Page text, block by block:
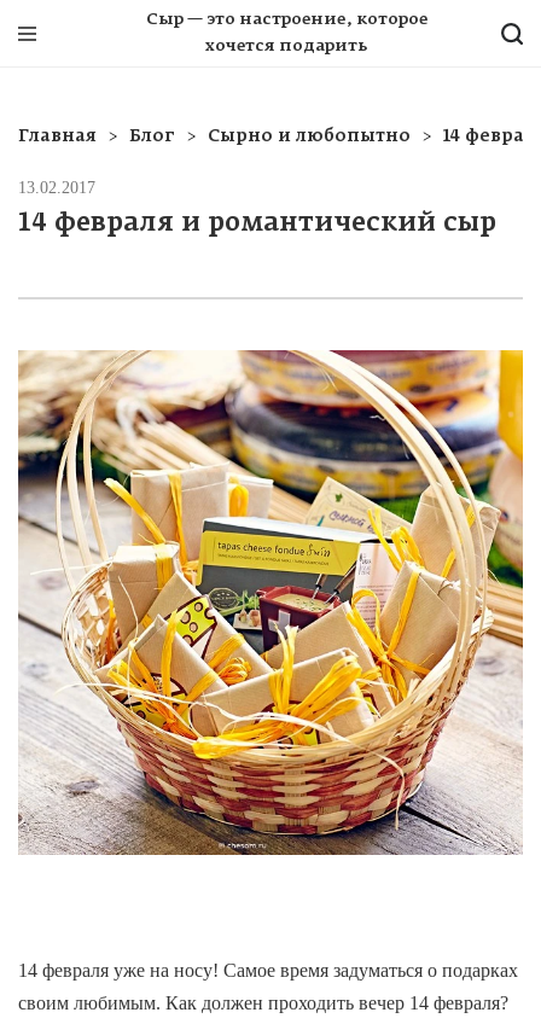
Сыр — это настроение, которое
хочется подарить
Главная Блог Сырно и любопытно 14
13.02.2017
14 февраля и романтический сыр
14 февраля уже на носу! Самое время задуматься о подарках
своим любимым. Как должен проходить вечер 14 февраля?